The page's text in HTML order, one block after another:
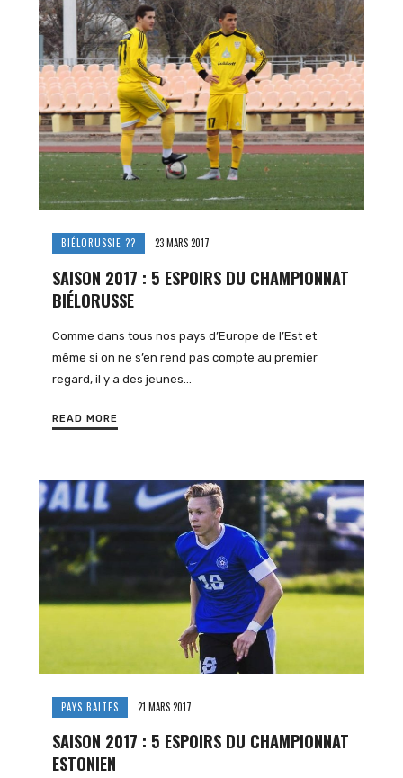
BIÉLORUSSIE ?? 23 MARS 2017
SAISON 2017 : 5 ESPOIRS DU CHAMPIONNAT
BIÉLORUSSE
Comme dans tous nos pays d’Europe de l’Est et
même si on ne s’en rend pas compte au premier
regard, il y a des jeunes…
READ MORE
PAYS BALTES 21 MARS 2017
SAISON 2017 : 5 ESPOIRS DU CHAMPIONNAT
ESTONIEN